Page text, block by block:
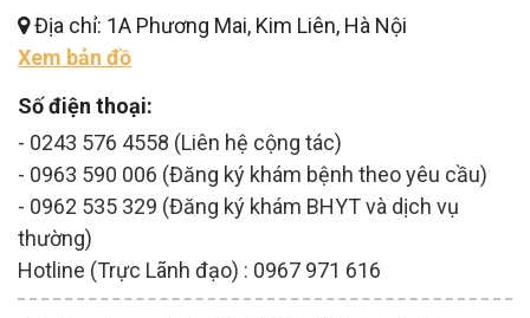
Địa chỉ: 1A Phương Mai, Kim Liên, Hà Nội
Xem bản đồ
Số điện thoại:
- 0243 576 4558 (Liên hệ cộng tác)
- 0963 590 006 (Đăng ký khám bệnh theo yêu cầu)
- 0962 535 329 (Đăng ký khám BHYT và dịch vụ
thường)
Hotline (Trực Lãnh đạo) : 0967 971 616